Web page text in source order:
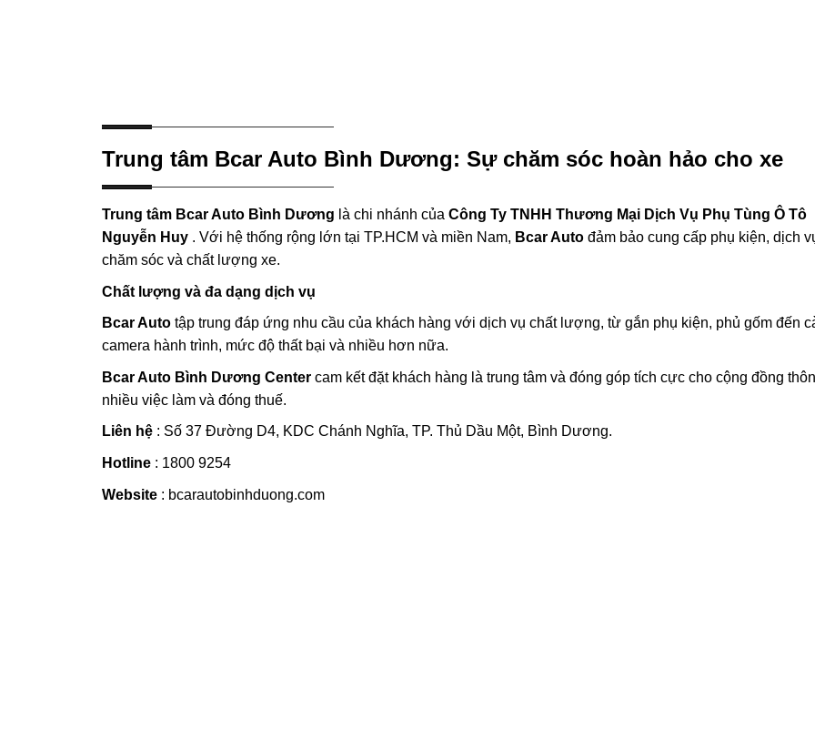
Trung tâm Bcar Auto Bình Dương: Sự chăm sóc hoàn hảo cho xe
Trung tâm Bcar Auto Bình Dương là chi nhánh của Công Ty TNHH Thương Mại Dịch Vụ Phụ Tùng Ô Tô
Nguyễn Huy . Với hệ thống rộng lớn tại TP.HCM và miền Nam, Bcar Auto đảm bảo cung cấp phụ kiện, dịch
chăm sóc và chất lượng xe.
Chất lượng và đa dạng dịch vụ
Bcar Auto tập trung đáp ứng nhu cầu của khách hàng với dịch vụ chất lượng, từ gắn phụ kiện, phủ gốm đến
camera hành trình, mức độ thất bại và nhiều hơn nữa.
Bcar Auto Bình Dương Center cam kết đặt khách hàng là trung tâm và đóng góp tích cực cho cộng đồng
nhiều việc làm và đóng thuế.
Liên hệ : Số 37 Đường D4, KDC Chánh Nghĩa, TP. Thủ Dầu Một, Bình Dương.
Hotline : 1800 9254
Website : bcarautobinhduong.com